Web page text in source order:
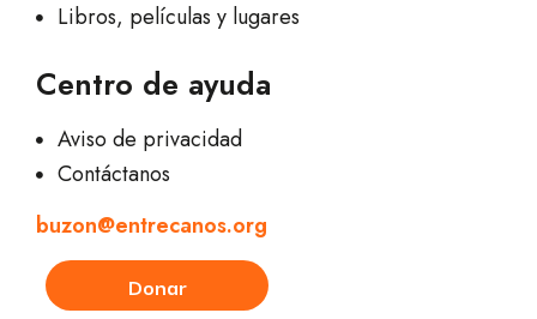
Libros, películas y lugares
Centro de ayuda
Aviso de privacidad
Contáctanos
buzon@entrecanos.org